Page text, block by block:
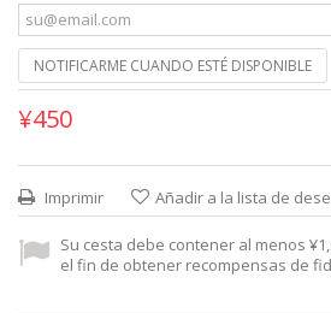
NOTIFICARME CUANDO ESTÉ DISPONIBLE
¥450
Imprimir Añadir a la lista de
Su cesta debe contener al menos
el fin de obtener recompensas de